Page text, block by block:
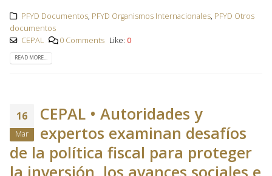
PFYD Documentos, PFYD Organismos Internacionales, PFYD Otros
documentos
CEPAL
0 Comments Like:0
READ MORE...
16
Mar
CEPAL • Autoridades y
expertos examinan desafíos
de la política fiscal para proteger
la inversión, los avances sociales e